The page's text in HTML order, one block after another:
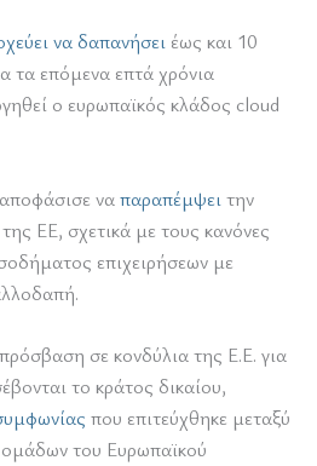
να δαπανήσει έως και 10
τα επόμενα επτά χρόνια
ο ευρωπαϊκός κλάδος cloud
ναπαραπέμψειτην
ΕΕ, σχετικά με τους κανόνες
επιχειρήσεων με
σε κονδύλια της Ε.Ε. για
το κράτος δικαίου,
που επιτεύχθηκε μεταξύ
του Ευρωπαϊκού